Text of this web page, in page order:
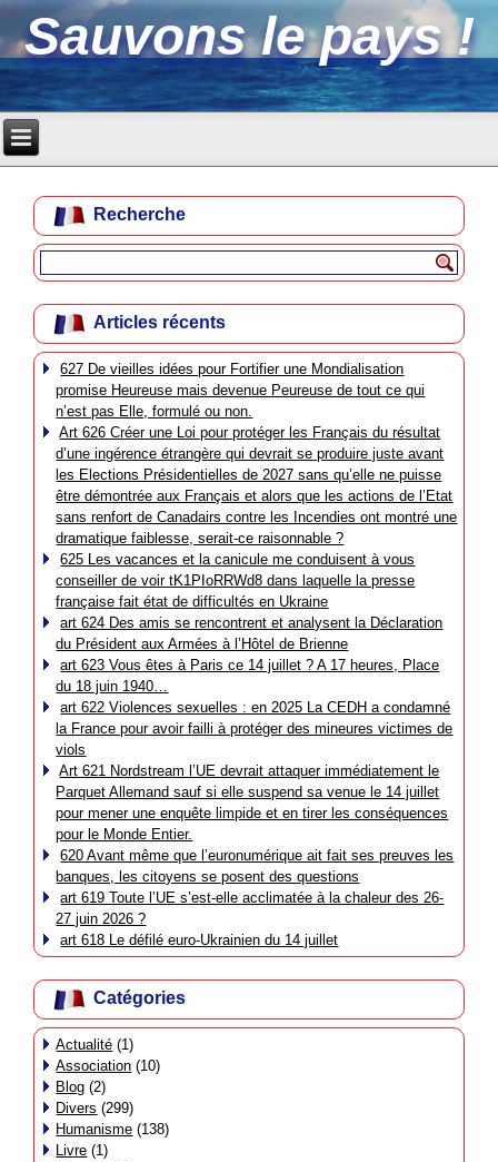
Sauvons le pays !
Recherche
Articles récents
627 De vieilles idées pour Fortifier une Mondialisation
promise Heureuse mais devenue Peureuse de tout ce qui
n’est pas Elle, formulé ou non.
Art 626 Créer une Loi pour protéger les Français du résultat
d’une ingérence étrangère qui devrait se produire juste avant
les Elections Présidentielles de 2027 sans qu’elle ne puisse
être démontrée aux Français et alors que les actions de l’Etat
sans renfort de Canadairs contre les Incendies ont montré une
dramatique faiblesse, serait-ce raisonnable ?
625 Les vacances et la canicule me conduisent à vous
conseiller de voir tK1PIoRRWd8 dans laquelle la presse
française fait état de difficultés en Ukraine
art 624 Des amis se rencontrent et analysent la Déclaration
du Président aux Armées à l’Hôtel de Brienne
art 623 Vous êtes à Paris ce 14 juillet ? A 17 heures, Place
du 18 juin 1940…
art 622 Violences sexuelles : en 2025 La CEDH a condamné
la France pour avoir failli à protéger des mineures victimes de
viols
Art 621 Nordstream l’UE devrait attaquer immédiatement le
Parquet Allemand sauf si elle suspend sa venue le 14 juillet
pour mener une enquête limpide et en tirer les conséquences
pour le Monde Entier.
620 Avant même que l’euronumérique ait fait ses preuves les
banques, les citoyens se posent des questions
art 619 Toute l’UE s’est-elle acclimatée à la chaleur des 26-
27 juin 2026 ?
art 618 Le défilé euro-Ukrainien du 14 juillet
Catégories
Actualité (1)
Association (10)
Blog (2)
Divers (299)
Humanisme (138)
Livre (1)